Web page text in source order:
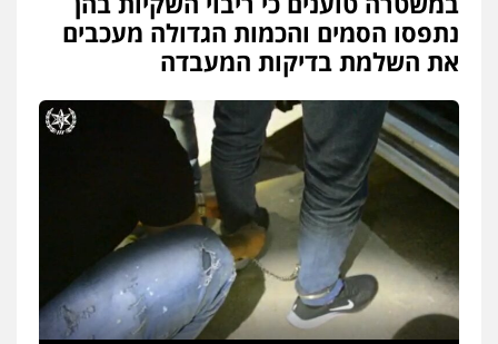
פלילי פשיעה חמורה מעצרים וחקירות
0509230800
גיל דביר – משרד עורכי דין
פלילי פשיעה כלכלית צווארון לבן
0506217771
עו"ד אריה פטר
לשעבר סגן מנהל המחלקה הפלילית
בפרקליטות המדינה
0506217994
נתפסו הסמים והכמות הגדולה מעכבים
את השלמת בדיקות המעבדה